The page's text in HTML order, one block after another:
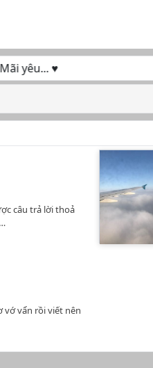
yêu... ♥
câu trả lời thoả
vớ vẩn rồi viết nên